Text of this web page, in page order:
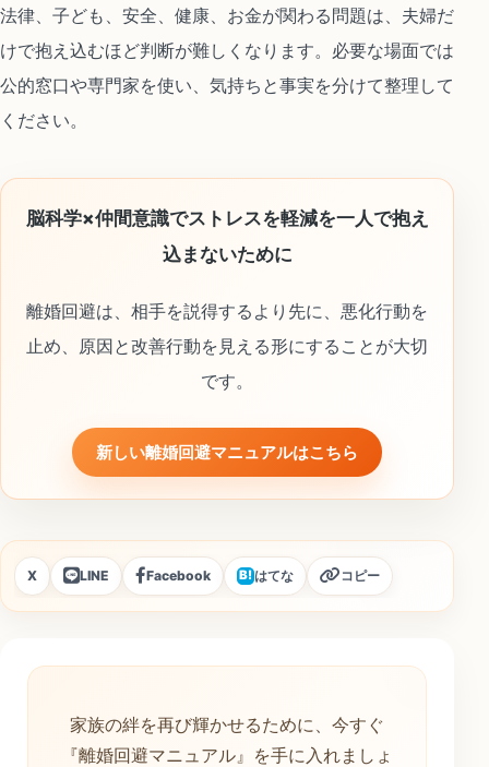
法律、子ども、安全、健康、お金が関わる問題は、夫婦だ
けで抱え込むほど判断が難しくなります。必要な場面では
公的窓口や専門家を使い、気持ちと事実を分けて整理して
ください。
脳科学×仲間意識でストレスを軽減を一人で抱え
込まないために
離婚回避は、相手を説得するより先に、悪化行動を
止め、原因と改善行動を見える形にすることが大切
です。
新しい離婚回避マニュアルはこちら
X LINE Facebook B!はてな コピー
家族の絆を再び輝かせるために、今すぐ
『離婚回避マニュアル』を手に入れましょ